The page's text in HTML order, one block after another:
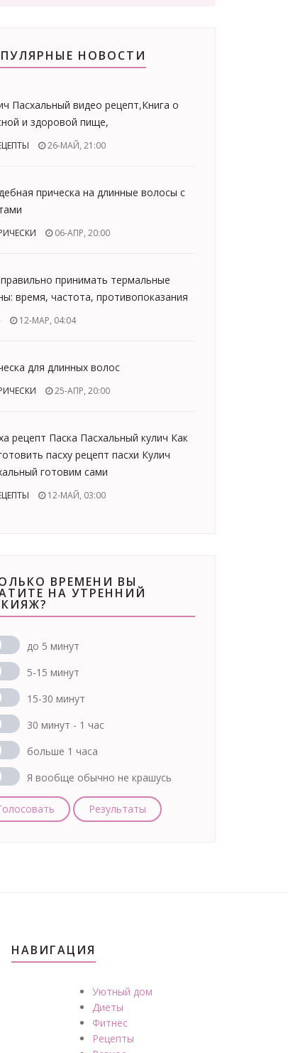
НОВОСТИ
Пасхальный видео рецепт,Книга о
и здоровой пище,
26-МАЙ, 21:00
прическа на длинные волосы с
06-АПР, 20:00
принимать термальные
время, частота, противопоказания
12-МАР, 04:04
для длинных волос
25-АПР, 20:00
рецепт Паска Пасхальный кулич Как
пасху рецепт пасхи Кулич
готовим сами
12-МАЙ, 03:00
ВРЕМЕНИ ВЫ
НА УТРЕННИЙ
до 5 минут
5-15 минут
15-30 минут
30 минут - 1 час
больше 1 часа
Я вообще обычно не крашусь
Результаты
НАВИГАЦИЯ
Уютный дом
Диеты
Фитнес
Рецепты